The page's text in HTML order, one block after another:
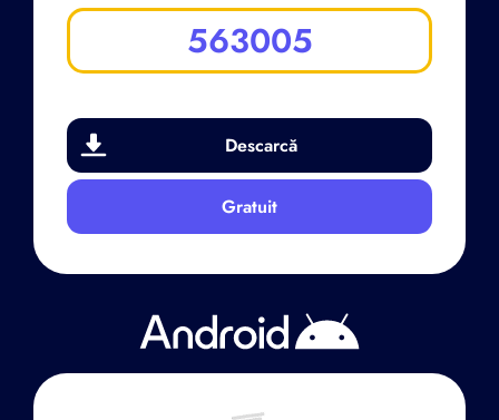
563005
Descarcă
Gratuit